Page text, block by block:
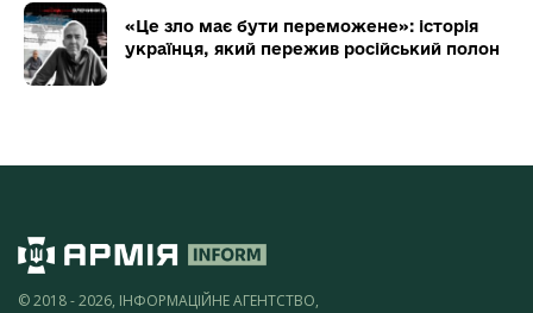
«Це зло має бути переможене»: історія
українця, який пережив російський полон
© 2018 - 2026, ІНФОРМАЦІЙНЕ АГЕНТСТВО,